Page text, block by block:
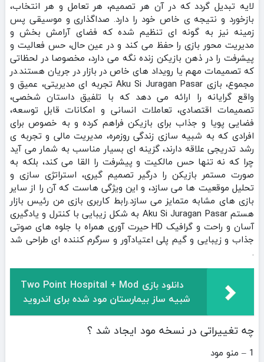
لایه تبدیل گردد که در آن هر تصمیم، هر تعامل و هر انتخاب،
بازخورد و نتیجه‌ ی خاص خود را دارد. صداگذاری و موسیقی پس‌
زمینه نیز به‌ گونه‌ ای تنظیم شده که فضای آرامش‌ بخش و
مدیریت‌ محور بازی را حفظ می‌ کند و در عین حال، حس فعالیت و
پیشرفت را در ذهن بازیکن زنده نگه می‌ دارد، مخصوصا در لحظاتی
که تصمیمات مهم یا رویداد های خاص در بازار در جریان هستند.در
مجموع، بازی Aku Si Juragan Pasar تجربه‌ ای مدیریتی، عمیق و
واقع‌ گرایانه را ارائه می‌ دهد که با تلفیق داستان شخصی،
تصمیمات اقتصادی، تعاملات انسانی و امکانات قابل توسعه،
فضایی پویا و جذاب برای بازیکن فراهم کرده و به‌ خصوص برای
افرادی که به شبیه‌ سازی زندگی روزمره، مدیریت مالی و تجربه‌ ی
رشد تدریجی علاقه دارند، گزینه‌ ای بسیار مناسب به شمار می‌ آید
چرا که نه‌ تنها حس مالکیت و پیشرفت را القا می‌ کند، بلکه به‌
صورت مستمر بازیکن را درگیر تصمیم‌ گیری، استراتژی‌ سازی و
تحلیل موقعیت‌ ها می‌ سازد، و این ویژگی‌ هاست که آن را از سایر
بازی‌ های مشابه متمایز می‌ سازد.رابط کاربری بازی من رئیس بازار
هستم Aku Si Juragan Pasar به شکل زیبایی با کنترل و یادگیری
آسان و راحت و گرافیک HD حیرت آوری همراه با جلوه های صوتی
جذاب و زیبایی و گیم پلی اعتیادآور و سرگرم کننده ای طراحی شد
.
دانلود بازی Two Point Hospital + Mod
شبیه ساز بیمارستان مود شده برای اندروید
چه تغییراتی در نسخه مود ایجاد شد ؟
1 – منو مود